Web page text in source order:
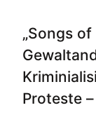
„Songs of
Proteste